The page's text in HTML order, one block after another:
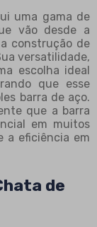
uma gama de
vão desde a
construção de
versatilidade,
escolha ideal
que esse
barra de aço.
que a barra
em muitos
a eficiência em
de